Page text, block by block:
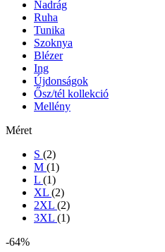
Nadrág
Ruha
Tunika
Szoknya
Blézer
Ing
Újdonságok
Ősz/tél kollekció
Mellény
Méret
S (2)
M (1)
L (1)
XL (2)
2XL (2)
3XL (1)
-64%